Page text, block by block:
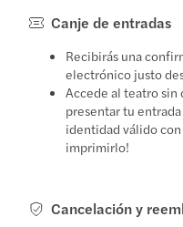
Canje de entradas
Recibirás una
electrónico justo
Accede al teatro sin
presentar tu
identidad válido
imprimirlo!
Cancelación y